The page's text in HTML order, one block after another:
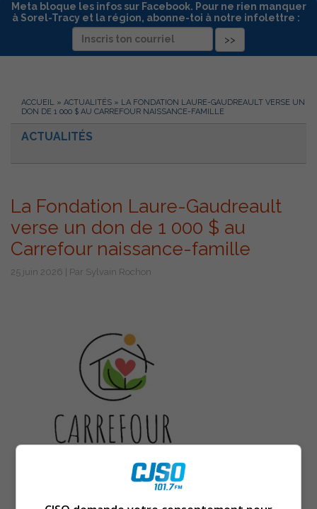
Meta bloque les infos sur Facebook. Pour ne rien manquer
à Sorel-Tracy et la région, abonne-toi à notre infolettre :
ACCUEIL » ACTUALITÉS » LA FONDATION LAURE-GAUDREAULT VERSE UN
DON DE 1 000 $ AU CARREFOUR NAISSANCE-FAMILLE
ACTUALITÉS
La Fondation Laure-Gaudreault
verse un don de 1 000 $ au
Carrefour naissance-famille
25 juin 2026 | Par Sylvain Rochon